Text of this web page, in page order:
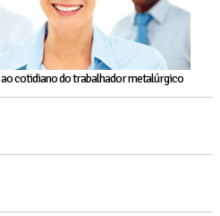
cotidiano do trabalhador metalúrgico